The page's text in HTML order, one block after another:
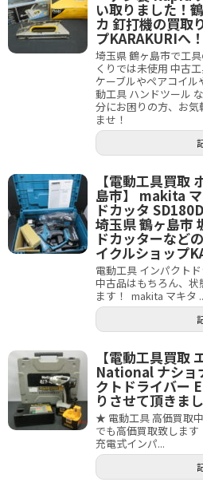
い取りました！
カ 釘打機の買取
プKARAKURIへ！
埼玉県 鶴ヶ島市で工
くりでは未使用 中古
ケーブルやペアコイ
動工具 ハンドツール
分にお困りの方、お
ませ！
【電動工具買取
島市】 makita
ドカッタ
埼玉県 鶴ヶ島市
ドカッターなど
イクルショップ
電動工具 インパクト
中古品はもちろん、
ます！ makita マキタ
【電動工具買取
National ナショ
クトドライバー
りさせて頂きま
★ 電動工具 高価買取
でも高価買取致しま
充電式インパ...